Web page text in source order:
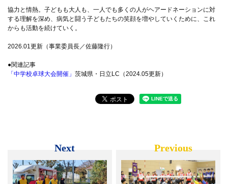
協力と情熱。子どもも大人も、一人でも多くの人がヘアードネーションに対
する理解を深め、病気と闘う子どもたちの笑顔を増やしていくために、これ
からも活動を続けていく。
2026.01更新（事業委員長／佐藤隆行）
●関連記事
「中学校卓球大会開催」 茨城県・日立LC（2024.05更新）
Next Previous